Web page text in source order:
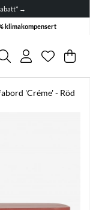
→
klimakompensert
Antall i
. .
'Créme' - Röd